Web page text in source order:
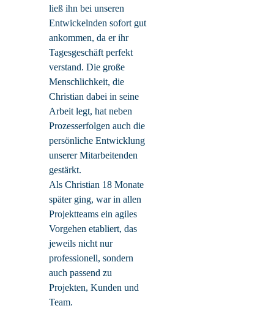
ließ ihn bei unseren
Entwickelnden sofort gut
ankommen, da er ihr
Tagesgeschäft perfekt
verstand. Die große
Menschlichkeit, die
Christian dabei in seine
Arbeit legt, hat neben
Prozesserfolgen auch die
persönliche Entwicklung
unserer Mitarbeitenden
gestärkt.
Als Christian 18 Monate
später ging, war in allen
Projektteams ein agiles
Vorgehen etabliert, das
jeweils nicht nur
professionell, sondern
auch passend zu
Projekten, Kunden und
Team.